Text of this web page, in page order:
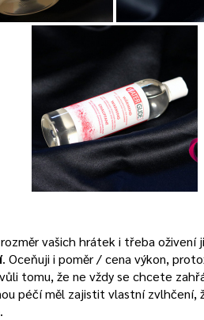
vašich hrátek i třeba oživení
. Oceňuji i poměr / cena výkon,
tomu, že ne vždy se chcete
péčí měl zajistit vlastní